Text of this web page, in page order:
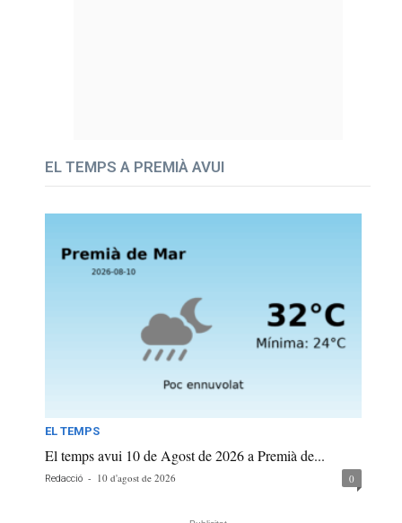
EL TEMPS A PREMIÀ AVUI
EL TEMPS
El temps avui 10 de Agost de 2026 a Premià de...
Redacció - 10 d'agost de 2026 0